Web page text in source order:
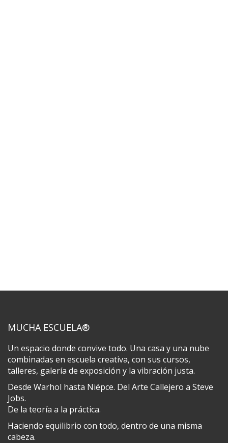
MUCHA ESCUELA®
Un espacio donde convive todo. Una casa y una nube
combinadas en escuela creativa, con sus cursos,
talleres, galería de exposición y la vibración justa.
Desde Warhol hasta Niépce. Del Arte Callejero a Steve
Jobs.
De la teoría a la práctica.
Haciendo equilibrio con todo, dentro de una misma
cabeza.